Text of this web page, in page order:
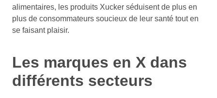
alimentaires, les produits Xucker séduisent de plus en
plus de consommateurs soucieux de leur santé tout en
se faisant plaisir.
Les marques en X dans
différents secteurs